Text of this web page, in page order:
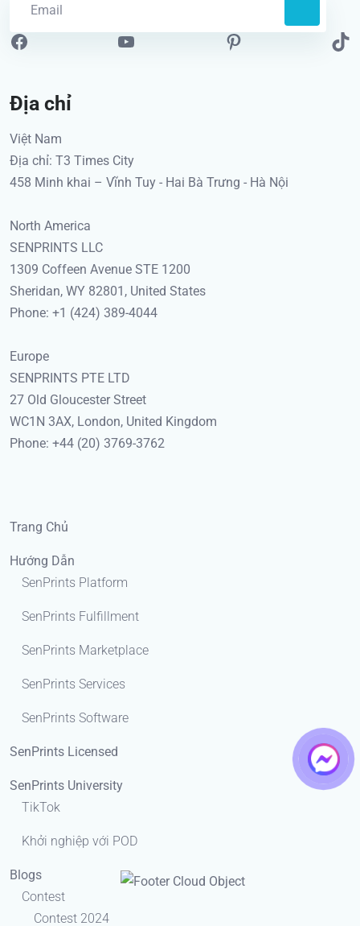
Địa chỉ
Việt Nam
Địa chỉ: T3 Times City
458 Minh khai – Vĩnh Tuy - Hai Bà Trưng - Hà Nội
North America
SENPRINTS LLC
1309 Coffeen Avenue STE 1200
Sheridan, WY 82801, United States
Phone: +1 (424) 389-4044
Europe
SENPRINTS PTE LTD
27 Old Gloucester Street
WC1N 3AX, London, United Kingdom
Phone: +44 (20) 3769-3762
Trang Chủ
Hướng Dẫn
SenPrints Platform
SenPrints Fulfillment
SenPrints Marketplace
SenPrints Services
SenPrints Software
SenPrints Licensed
SenPrints University
TikTok
Khởi nghiệp với POD
Blogs
Contest
Contest 2024